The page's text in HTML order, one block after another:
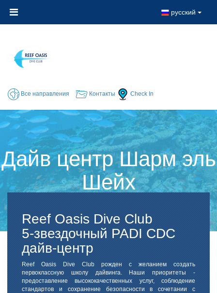
русский
Все направления Контакты Check In
Дайв центр Шарм эль
Шейх
Reef Oasis Dive Club
5-звездочный PADI CDC
дайв-центр
Reef Oasis Dive Club рожден с желанием создать
первоклассную школу дайвинга. Наши приоритеты -
предоставление высококачественных услуг, соблюдение
стандартов и сохранение безопасности в сочетании с